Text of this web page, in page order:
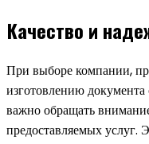
Качество и
При выборе компании,
изготовлению
важно обращать
предоставляемых услуг.